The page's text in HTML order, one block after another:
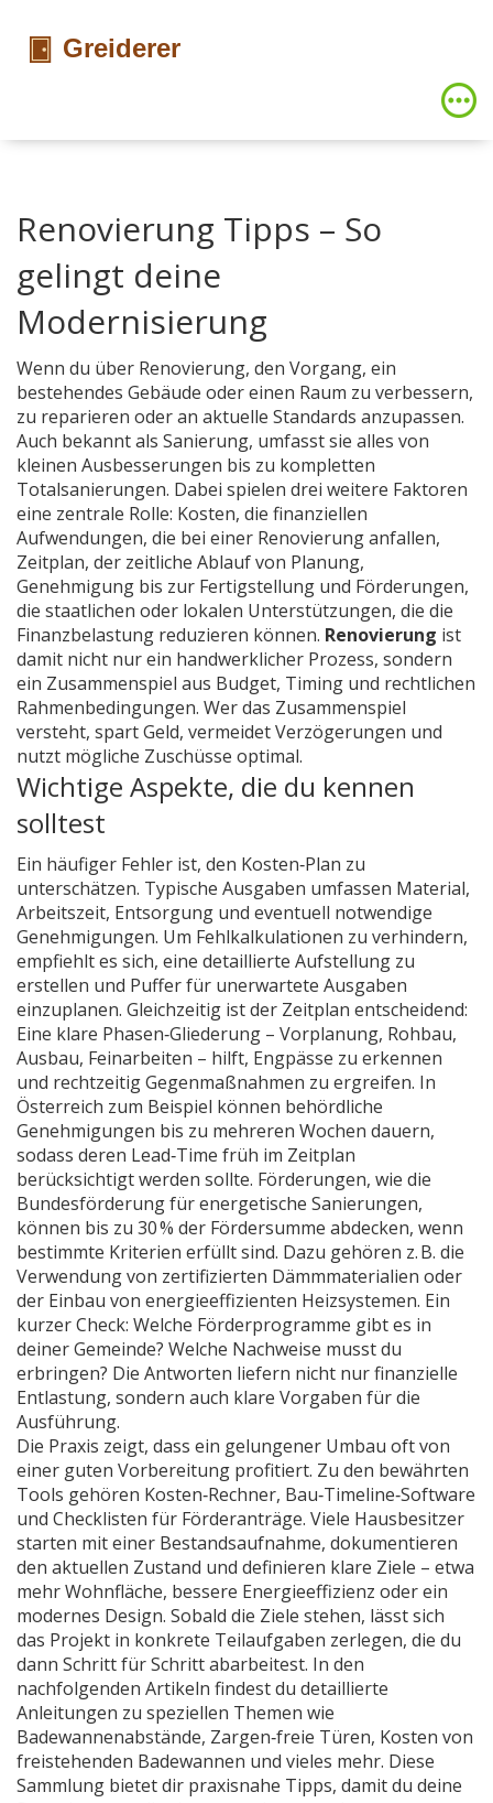
Renovierung Tipps – So
gelingt deine
Modernisierung
Wenn du über Renovierung, den Vorgang, ein
bestehendes Gebäude oder einen Raum zu verbessern,
zu reparieren oder an aktuelle Standards anzupassen.
Auch bekannt als Sanierung, umfasst sie alles von
kleinen Ausbesserungen bis zu kompletten
Totalsanierungen. Dabei spielen drei weitere Faktoren
eine zentrale Rolle: Kosten, die finanziellen
Aufwendungen, die bei einer Renovierung anfallen,
Zeitplan, der zeitliche Ablauf von Planung,
Genehmigung bis zur Fertigstellung und Förderungen,
die staatlichen oder lokalen Unterstützungen, die die
Finanz­belastung reduzieren können. Renovierung ist
damit nicht nur ein handwerklicher Prozess, sondern
ein Zusammenspiel aus Budget, Timing und rechtlichen
Rahmenbedingungen. Wer das Zusammenspiel
versteht, spart Geld, vermeidet Verzögerungen und
nutzt mögliche Zuschüsse optimal.
Wichtige Aspekte, die du kennen
solltest
Ein häufiger Fehler ist, den Kosten‑Plan zu
unterschätzen. Typische Ausgaben umfassen Material,
Arbeitszeit, Entsorgung und eventuell notwendige
Genehmigungen. Um Fehlkalkulationen zu verhindern,
empfiehlt es sich, eine detaillierte Aufstellung zu
erstellen und Puffer für unerwartete Ausgaben
einzuplanen. Gleichzeitig ist der Zeitplan entscheidend:
Eine klare Phasen‑Gliederung – Vorplanung, Rohbau,
Ausbau, Feinarbeiten – hilft, Engpässe zu erkennen
und rechtzeitig Gegenmaßnahmen zu ergreifen. In
Österreich zum Beispiel können behördliche
Genehmigungen bis zu mehreren Wochen dauern,
sodass deren Lead‑Time früh im Zeitplan
berücksichtigt werden sollte. Förderungen, wie die
Bundesförderung für energetische Sanierungen,
können bis zu 30 % der Fördersumme abdecken, wenn
bestimmte Kriterien erfüllt sind. Dazu gehören z. B. die
Verwendung von zertifizierten Dämmmaterialien oder
der Einbau von energieeffizienten Heizsystemen. Ein
kurzer Check: Welche Förderprogramme gibt es in
deiner Gemeinde? Welche Nachweise musst du
erbringen? Die Antworten liefern nicht nur finanzielle
Entlastung, sondern auch klare Vorgaben für die
Ausführung.
Die Praxis zeigt, dass ein gelungener Umbau oft von
einer guten Vorbereitung profitiert. Zu den bewährten
Tools gehören Kosten‑Rechner, Bau‑Timeline‑Software
und Checklisten für Förderanträge. Viele Hausbesitzer
starten mit einer Bestandsaufnahme, dokumentieren
den aktuellen Zustand und definieren klare Ziele – etwa
mehr Wohnfläche, bessere Energieeffizienz oder ein
modernes Design. Sobald die Ziele stehen, lässt sich
das Projekt in konkrete Teilaufgaben zerlegen, die du
dann Schritt für Schritt abarbeitest. In den
nachfolgenden Artikeln findest du detaillierte
Anleitungen zu speziellen Themen wie
Badewannenabstände, Zargen‑freie Türen, Kosten von
freistehenden Badewannen und vieles mehr. Diese
Sammlung bietet dir praxisnahe Tipps, damit du deine